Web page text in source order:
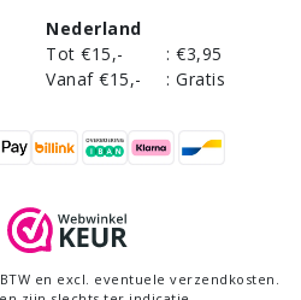
Nederland
Tot €15,-
: €3,95
Vanaf €15,-
: Gratis
. BTW en excl. eventuele verzendkosten.